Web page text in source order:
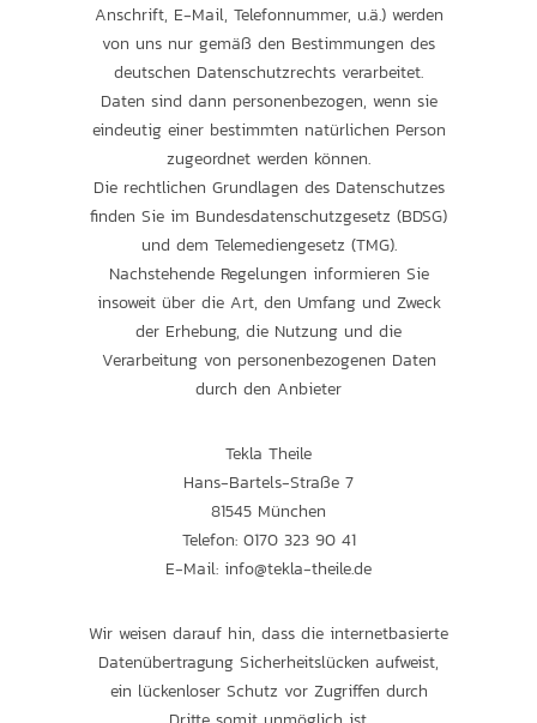
Anschrift, E-Mail, Telefonnummer, u.ä.) werden
von uns nur gemäß den Bestimmungen des
deutschen Datenschutzrechts verarbeitet.
Daten sind dann personenbezogen, wenn sie
eindeutig einer bestimmten natürlichen Person
zugeordnet werden können.
Die rechtlichen Grundlagen des Datenschutzes
finden Sie im Bundesdatenschutzgesetz (BDSG)
und dem Telemediengesetz (TMG).
Nachstehende Regelungen informieren Sie
insoweit über die Art, den Umfang und Zweck
der Erhebung, die Nutzung und die
Verarbeitung von personenbezogenen Daten
durch den Anbieter
Tekla Theile
Hans-Bartels-Straße 7
81545 München
Telefon: 0170 323 90 41
E-Mail: info@tekla-theile.de
Wir weisen darauf hin, dass die internetbasierte
Datenübertragung Sicherheitslücken aufweist,
ein lückenloser Schutz vor Zugriffen durch